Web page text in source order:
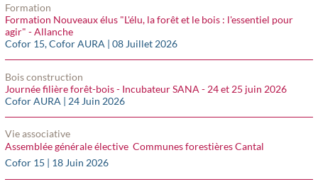
Formation
Formation Nouveaux élus "L'élu, la forêt et le bois : l'essentiel pour
agir" - Allanche
Cofor 15, Cofor AURA | 08 Juillet 2026
Bois construction
Journée filière forêt-bois - Incubateur SANA - 24 et 25 juin 2026
Cofor AURA | 24 Juin 2026
Vie associative
Assemblée générale élective  Communes forestières Cantal
Cofor 15 | 18 Juin 2026